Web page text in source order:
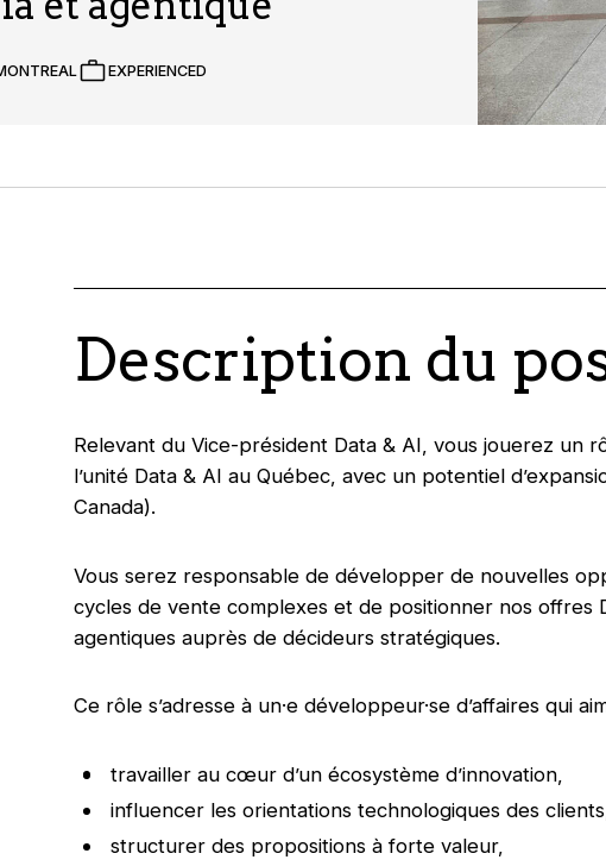
EXPERIENCED
Description du
Relevant du Vice-président Data & AI, vous jouerez un
l’unité Data & AI au Québec, avec un potentiel
Canada).
Vous serez responsable de développer de nouvelles
cycles de vente complexes et de positionner nos offres
agentiques auprès de décideurs stratégiques.
Ce rôle s’adresse à un·e développeur·se d’affaires qui
travailler au cœur d’un écosystème d’innovation,
influencer les orientations technologiques des
structurer des propositions à forte valeur,